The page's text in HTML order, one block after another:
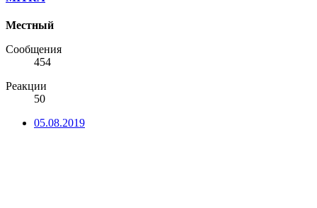
Местный
Сообщения
454
Реакции
50
05.08.2019